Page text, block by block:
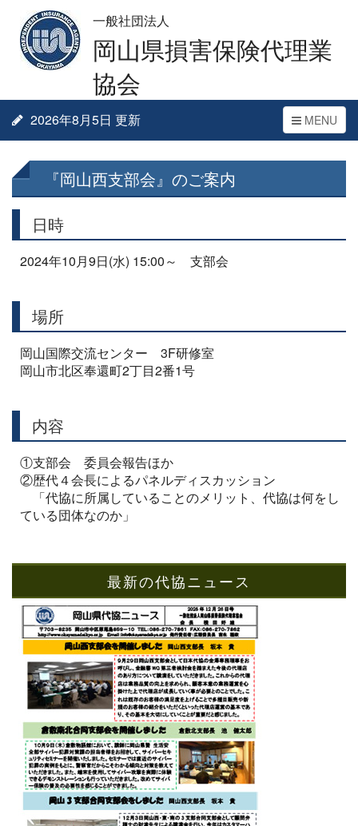
一般社団法人
岡山県損害保険代理業
協会
Toggle
navigation
MENU
2026年8月5日 更新
『岡山西支部会』のご案内
日時
2024年10月9日(水) 15:00～ 支部会
場所
岡山国際交流センター 3F研修室
岡山市北区奉還町2丁目2番1号
内容
①支部会 委員会報告ほか
②歴代４会長によるパネルディスカッション
「代協に所属していることのメリット、代協は何をし
ている団体なのか」
最新の代協ニュース